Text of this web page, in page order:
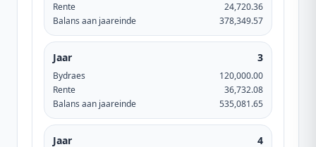
Rente
24,720.36
Balans aan jaareinde
378,349.57
Jaar 3
Bydraes
120,000.00
Rente
36,732.08
Balans aan jaareinde
535,081.65
Jaar 4